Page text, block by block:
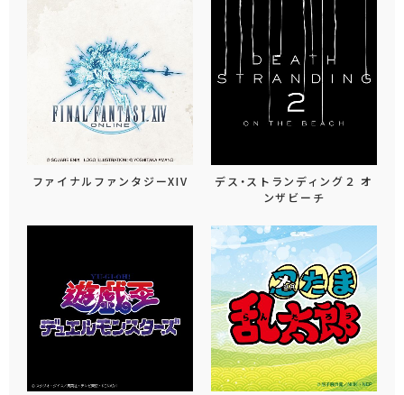
ファイナルファンタジーXIV
デス・ストランディング２ オ
ンザビーチ